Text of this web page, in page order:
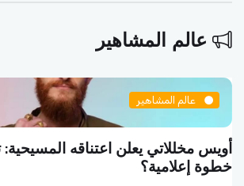
عالم المشاهير
عالم المشاهير
مخللاتي يعلن اعتناقه المسيحية:
إعلامية؟